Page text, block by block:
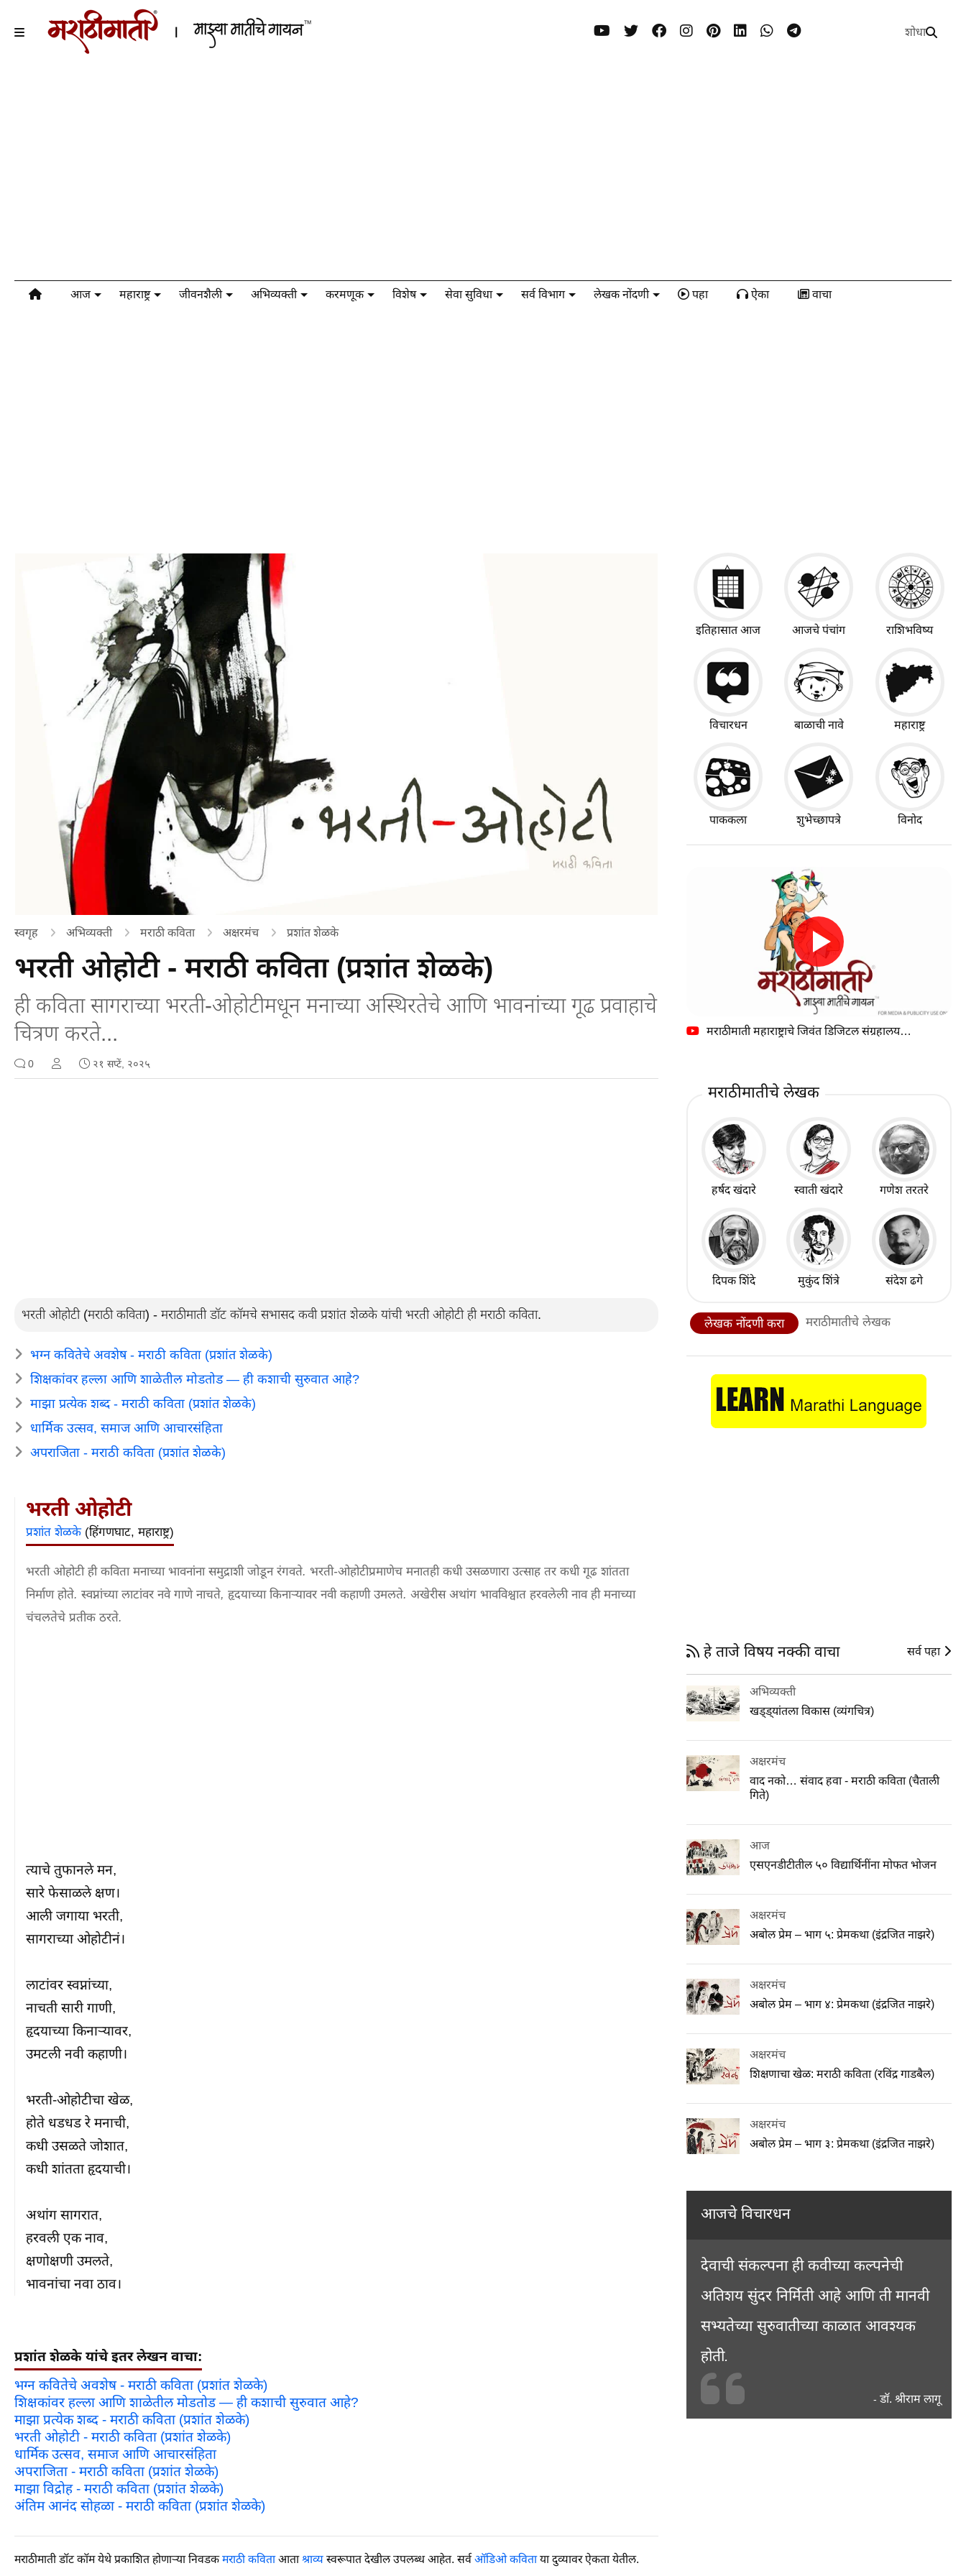
शोधा
आज महाराष्ट्र जीवनशैली अभिव्यक्ती करमणूक विशेष सेवा सुविधा सर्व विभाग लेखक नोंदणी पहा ऐका वाचा
स्वगृह अभिव्यक्ती मराठी कविता अक्षरमंच प्रशांत शेळके
भरती ओहोटी - मराठी कविता (प्रशांत शेळके)
ही कविता सागराच्या भरती-ओहोटीमधून मनाच्या अस्थिरतेचे आणि भावनांच्या गूढ प्रवाहाचे
चित्रण करते...
0 २१ सप्टें, २०२५
भरती ओहोटी (मराठी कविता) - मराठीमाती डॉट कॉमचे सभासद कवी प्रशांत शेळके यांची भरती ओहोटी ही मराठी कविता.
भग्न कवितेचे अवशेष - मराठी कविता (प्रशांत शेळके)
शिक्षकांवर हल्ला आणि शाळेतील मोडतोड — ही कशाची सुरुवात आहे?
माझा प्रत्येक शब्द - मराठी कविता (प्रशांत शेळके)
धार्मिक उत्सव, समाज आणि आचारसंहिता
अपराजिता - मराठी कविता (प्रशांत शेळके)
भरती ओहोटी
प्रशांत शेळके(हिंगणघाट, महाराष्ट्र)
भरती ओहोटी ही कविता मनाच्या भावनांना समुद्राशी जोडून रंगवते. भरती-ओहोटीप्रमाणेच मनातही कधी उसळणारा उत्साह तर कधी गूढ शांतता
निर्माण होते. स्वप्नांच्या लाटांवर नवे गाणे नाचते, हृदयाच्या किनाऱ्यावर नवी कहाणी उमलते. अखेरीस अथांग भावविश्वात हरवलेली नाव ही मनाच्या
चंचलतेचे प्रतीक ठरते.
त्याचे तुफानले मन,
सारे फेसाळले क्षण।
आली जगाया भरती,
सागराच्या ओहोटीनं।
लाटांवर स्वप्नांच्या,
नाचती सारी गाणी,
हृदयाच्या किनाऱ्यावर,
उमटली नवी कहाणी।
भरती-ओहोटीचा खेळ,
होते धडधड रे मनाची,
कधी उसळते जोशात,
कधी शांतता हृदयाची।
अथांग सागरात,
हरवली एक नाव,
क्षणोक्षणी उमलते,
भावनांचा नवा ठाव।
प्रशांत शेळके यांचे इतर लेखन वाचा:
भग्न कवितेचे अवशेष - मराठी कविता (प्रशांत शेळके)
शिक्षकांवर हल्ला आणि शाळेतील मोडतोड — ही कशाची सुरुवात आहे?
माझा प्रत्येक शब्द - मराठी कविता (प्रशांत शेळके)
भरती ओहोटी - मराठी कविता (प्रशांत शेळके)
धार्मिक उत्सव, समाज आणि आचारसंहिता
अपराजिता - मराठी कविता (प्रशांत शेळके)
माझा विद्रोह - मराठी कविता (प्रशांत शेळके)
अंतिम आनंद सोहळा - मराठी कविता (प्रशांत शेळके)
मराठीमाती डॉट कॉम येथे प्रकाशित होणाऱ्या निवडकमराठी कविताआताश्राव्य स्वरूपात देखील उपलब्ध आहेत. सर्व ऑडिओ कविताया दुव्यावर ऐकता येतील.
इतिहासात आज आजचे पंचांग राशिभविष्य
विचारधन बाळाची नावे महाराष्ट्र
पाककला शुभेच्छापत्रे विनोद
मराठीमाती महाराष्ट्राचे जिवंत डिजिटल संग्रहालय…
मराठीमातीचे लेखक
हर्षद खंदारे स्वाती खंदारे गणेश तरतरे
दिपक शिंदे मुकुंद शिंत्रे संदेश ढगे
लेखक नोंदणी करा मराठीमातीचे लेखक
हे ताजे विषय नक्की वाचा सर्व पहा
अभिव्यक्ती
खड्ड्यांतला विकास (व्यंगचित्र)
अक्षरमंच
वाद नको… संवाद हवा - मराठी कविता (चैताली
गिते)
आज
एसएनडीटीतील ५० विद्यार्थिनींना मोफत भोजन
अक्षरमंच
अबोल प्रेम – भाग ५: प्रेमकथा (इंद्रजित नाझरे)
अक्षरमंच
अबोल प्रेम – भाग ४: प्रेमकथा (इंद्रजित नाझरे)
अक्षरमंच
शिक्षणाचा खेळ: मराठी कविता (रविंद्र गाडबैल)
अक्षरमंच
अबोल प्रेम – भाग ३: प्रेमकथा (इंद्रजित नाझरे)
आजचे विचारधन
देवाची संकल्पना ही कवीच्या कल्पनेची
अतिशय सुंदर निर्मिती आहे आणि ती मानवी
सभ्यतेच्या सुरुवातीच्या काळात आवश्यक
होती.
- डॉ. श्रीराम लागू